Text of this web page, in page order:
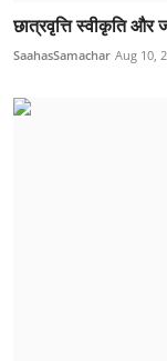
छात्रवृत्ति स्वीकृति और
SaahasSamachar Aug 10,